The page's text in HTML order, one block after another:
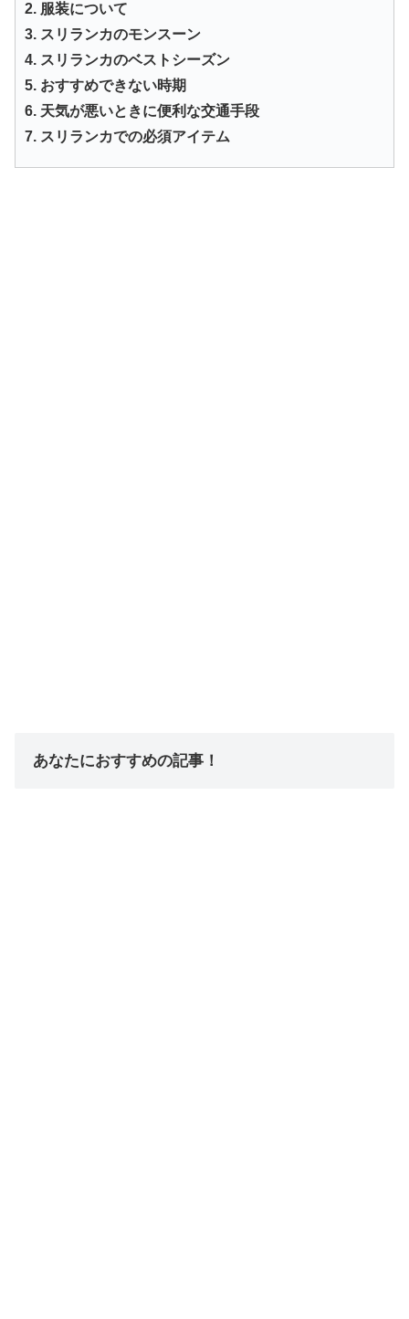
2. 服装について
3. スリランカのモンスーン
4. スリランカのベストシーズン
5. おすすめできない時期
6. 天気が悪いときに便利な交通手段
7. スリランカでの必須アイテム
あなたにおすすめの記事！